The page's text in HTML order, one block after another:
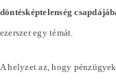
döntésképtelenség
ezerszer egy témát.
A helyzet az, hogy